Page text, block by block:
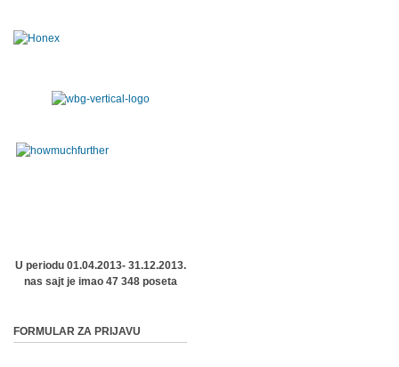
U periodu 01.04.2013- 31.12.2013.
nas sajt je imao 47 348 poseta
FORMULAR ZA PRIJAVU